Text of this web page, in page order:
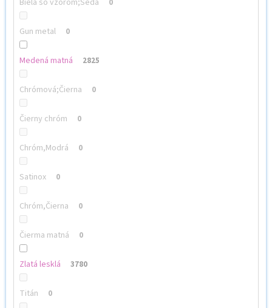
Biela so vzorom;Šedá 0
Gun metal 0
Medená matná 2825
Chrómová;Čierna 0
Čierny chróm 0
Chróm,Modrá 0
Satinox 0
Chróm,Čierna 0
Čierma matná 0
Zlatá lesklá 3780
Titán 0